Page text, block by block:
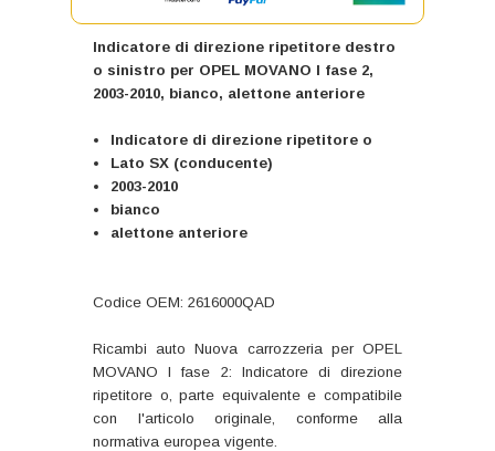
Indicatore di direzione ripetitore destro
o sinistro per OPEL MOVANO I fase 2,
2003-2010, bianco, alettone anteriore
Indicatore di direzione ripetitore o
Lato SX (conducente)
2003-2010
bianco
alettone anteriore
Codice OEM: 2616000QAD
Ricambi auto Nuova carrozzeria per OPEL
MOVANO I fase 2: Indicatore di direzione
ripetitore o, parte equivalente e compatibile
con l'articolo originale, conforme alla
normativa europea vigente.